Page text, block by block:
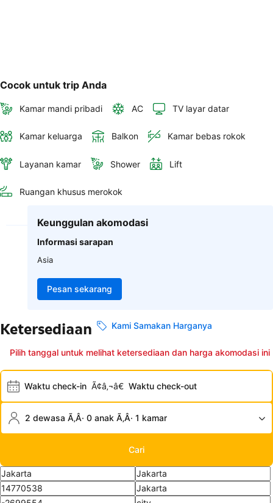
Cocok untuk trip Anda
Kamar mandi pribadi AC TV layar datar
Kamar keluarga Balkon Kamar bebas rokok
Layanan kamar Shower Lift
Ruangan khusus merokok
Keunggulan akomodasi
Informasi sarapan
Asia
Pesan sekarang
Ketersediaan Kami Samakan Harganya
Pilih tanggal untuk melihat ketersediaan dan harga akomodasi ini
Waktu check-in Ã¢â‚¬â€ Waktu check-out
2 dewasa Ã‚Â· 0 anak Ã‚Â· 1 kamar
Cari